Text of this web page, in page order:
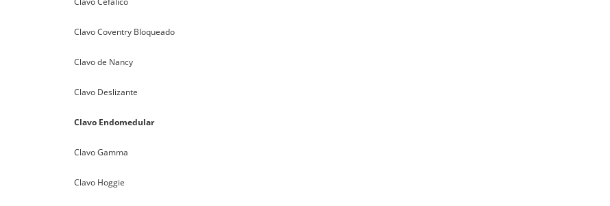
Clavo Coventry Bloqueado
Clavo de Nancy
Clavo Deslizante
Clavo Endomedular
Clavo Gamma
Clavo Hoggie